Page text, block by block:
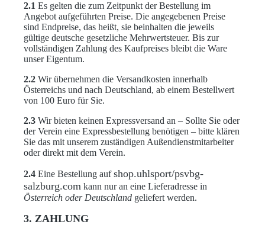
2.1 Es gelten die zum Zeitpunkt der Bestellung im
Angebot aufgeführten Preise. Die angegebenen Preise
sind Endpreise, das heißt, sie beinhalten die jeweils
gültige deutsche gesetzliche Mehrwertsteuer. Bis zur
vollständigen Zahlung des Kaufpreises bleibt die Ware
unser Eigentum.
2.2 Wir übernehmen die Versandkosten innerhalb
Österreichs und nach Deutschland, ab einem Bestellwert
von 100 Euro für Sie.
2.3 Wir bieten keinen Expressversand an – Sollte Sie oder
der Verein eine Expressbestellung benötigen – bitte klären
Sie das mit unserem zuständigen Außendienstmitarbeiter
oder direkt mit dem Verein.
2.4 Eine Bestellung aufshop.uhlsport/psvbg-
salzburg.com kann nur an eine Lieferadresse in
Österreich oder Deutschland geliefert werden.
3. ZAHLUNG